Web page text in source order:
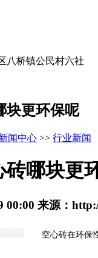
八桥镇公民村六社
块更环保呢
闻中心 >> 行业新闻
砖哪块更
00:00 来源：
空心砖在环保